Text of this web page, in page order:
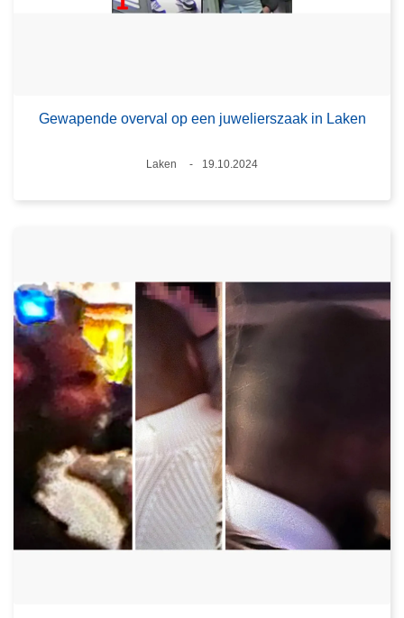
Gewapende overval op een juwelierszaak in Laken
Plaats
Laken
19.10.2024